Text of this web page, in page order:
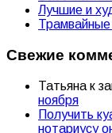
Лучшие и
Свежие
Татьяна к
ноября
Получить
нотариусу